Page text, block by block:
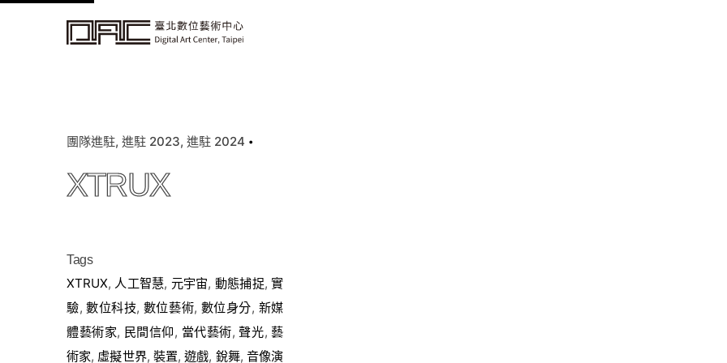
k
團隊進駐 進駐 2023 進駐 2024
XTRUX
Tags
XTRUX, 人工智慧, 元宇宙, 動態捕捉,實
驗,數位科技, 數位藝術, 數位身分, 新媒
體藝術家, 民間信仰, 當代藝術,聲光,藝
術家, 虛擬世界, 裝置,遊戲, 銳舞, 音像演